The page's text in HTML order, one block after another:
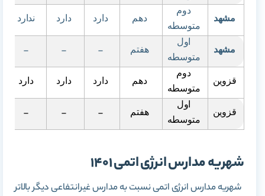
مشهد
دوم
متوسطه
دهم دارد دارد ندارد
مشهد
اول
متوسطه
هفتم –
–
–
قزوین
دوم
متوسطه
دهم دارد دارد دارد
قزوین
اول
متوسطه
هفتم –
–
–
شهریه مدارس انرژی اتمی 1401
شهریه مدارس انرژی اتمی نسبت به مدارس غیرانتفاعی دیگر بالاتر